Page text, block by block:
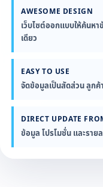
AWESOME DESIGN
เว็บไซต์ออกแบบให้ค้นห
เดียว
EASY TO USE
จัดข้อมูลเป็นสัดส่วน ลูกค้
DIRECT UPDATE
ข้อมูล โปรโมชั่น และราย